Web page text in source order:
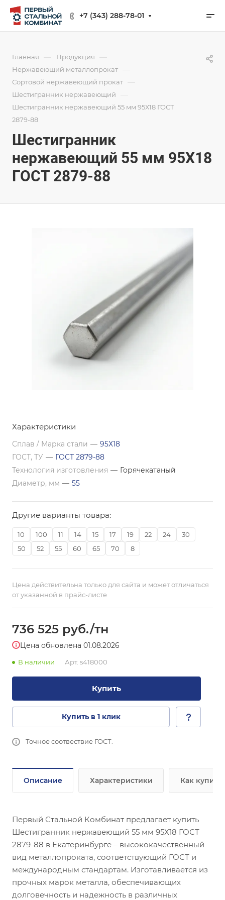
+7 (343) 288-78-01
Главная — Продукция —
Нержавеющий металлопрокат —
Сортовой нержавеющий прокат —
Шестигранник нержавеющий —
Шестигранник нержавеющий 55 мм 95Х18 ГОСТ
2879-88
Шестигранник
нержавеющий 55 мм 95Х18
ГОСТ 2879-88
Характеристики
Сплав / Марка стали — 95Х18
ГОСТ, ТУ — ГОСТ 2879-88
Технология изготовления — Горячекатаный
Диаметр, мм — 55
Другие варианты товара:
10 100 11 14 15 17 19 22 24
30
50
52 55 60 65 70 8
Цена действительна только для сайта и может отличаться
от указанной в прайс-листе
736 525 руб./тн
Цена обновлена 01.08.2026
В наличии Арт. s418000
Купить
Купить в 1 клик
Точное соотвествие ГОСТ.
Описание Характеристики Как купить
Первый Стальной Комбинат предлагает купить
Шестигранник нержавеющий 55 мм 95Х18 ГОСТ
2879-88 в Екатеринбурге – высококачественный
вид металлопроката, соответствующий ГОСТ и
международным стандартам. Изготавливается из
прочных марок металла, обеспечивающих
долговечность и надежность в различных